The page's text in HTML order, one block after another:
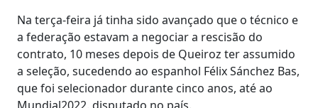
Na terça-feira já tinha sido avançado que o técnico e
a federação estavam a negociar a rescisão do
contrato, 10 meses depois de Queiroz ter assumido
a seleção, sucedendo ao espanhol Félix Sánchez Bas,
que foi selecionador durante cinco anos, até ao